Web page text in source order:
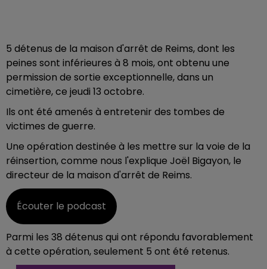
5 détenus de la maison d'arrêt de Reims, dont les
peines sont inférieures à 8 mois, ont obtenu une
permission de sortie exceptionnelle, dans un
cimetière, ce jeudi 13 octobre.
Ils ont été amenés à entretenir des tombes de
victimes de guerre.
Une opération destinée à les mettre sur la voie de la
réinsertion, comme nous l'explique Joël Bigayon, le
directeur de la maison d'arrêt de Reims.
Écouter le podcast
Parmi les 38 détenus qui ont répondu favorablement
à cette opération, seulement 5 ont été retenus.